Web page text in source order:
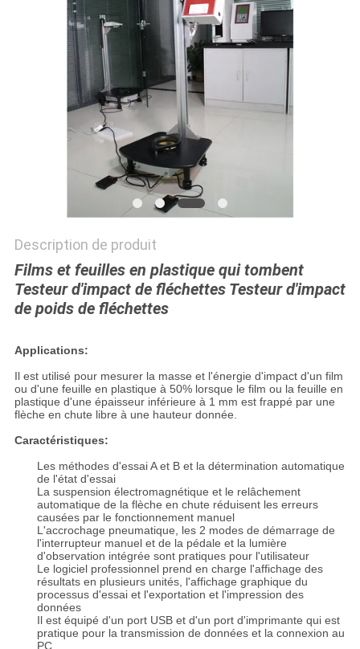
PRIVACY
POLICY
Description de produit
Films et feuilles en plastique qui tombent
Testeur d'impact de fléchettes Testeur d'impact
de poids de fléchettes
Applications:
Il est utilisé pour mesurer la masse et l'énergie d'impact d'un film
ou d'une feuille en plastique à 50% lorsque le film ou la feuille en
plastique d'une épaisseur inférieure à 1 mm est frappé par une
flèche en chute libre à une hauteur donnée.
Caractéristiques:
Les méthodes d'essai A et B et la détermination automatique
de l'état d'essai
La suspension électromagnétique et le relâchement
automatique de la flèche en chute réduisent les erreurs
causées par le fonctionnement manuel
L'accrochage pneumatique, les 2 modes de démarrage de
l'interrupteur manuel et de la pédale et la lumière
d'observation intégrée sont pratiques pour l'utilisateur
Le logiciel professionnel prend en charge l'affichage des
résultats en plusieurs unités, l'affichage graphique du
processus d'essai et l'exportation et l'impression des
données
Il est équipé d'un port USB et d'un port d'imprimante qui est
pratique pour la transmission de données et la connexion au
PC.